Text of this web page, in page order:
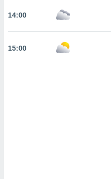
des
sur
14:00
15:00